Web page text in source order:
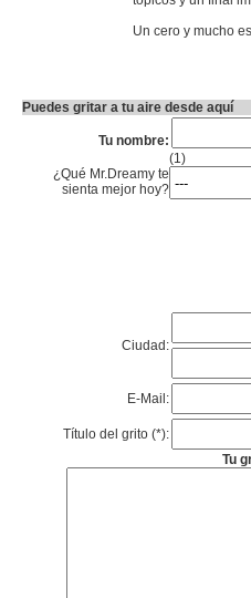
Un cero y mucho es
Puedes gritar a tu aire desde aquí
Tu nombre:
(1)
¿Qué Mr.Dreamy te
sienta mejor hoy?
Ciudad:
E-Mail:
Título del grito (*):
Tu